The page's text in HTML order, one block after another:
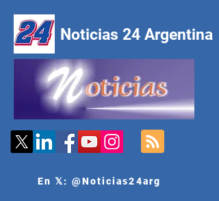
Noticias 24 Argentina
En 𝕏: @Noticias24arg